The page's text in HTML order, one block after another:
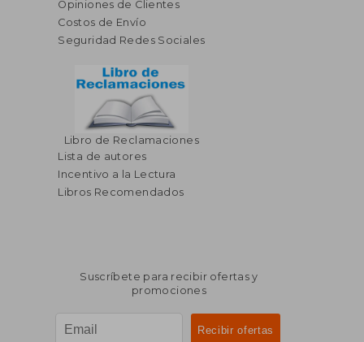
Opiniones de Clientes
Costos de Envío
Seguridad Redes Sociales
Libro de Reclamaciones
Lista de autores
Incentivo a la Lectura
Libros Recomendados
Suscríbete para recibir ofertas y
promociones